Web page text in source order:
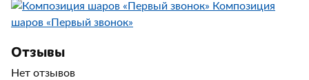
Композиция
шаров «Первый звонок»
Отзывы
Нет отзывов